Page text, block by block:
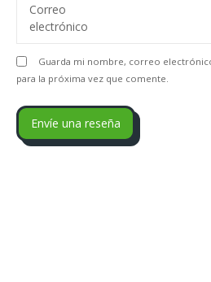
Correo
electrónico
Guarda mi nombre, correo
para la próxima vez que comente.